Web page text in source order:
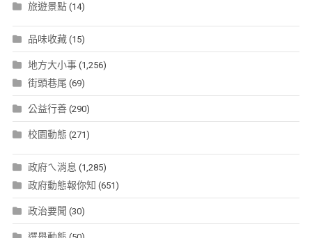
旅遊景點(14)
品味收藏(15)
地方大小事(1,256)
街頭巷尾 (69)
公益行善(290)
校園動態 (271)
政府ㄟ消息 (1,285)
政府動態報你知 (651)
政治要聞 (30)